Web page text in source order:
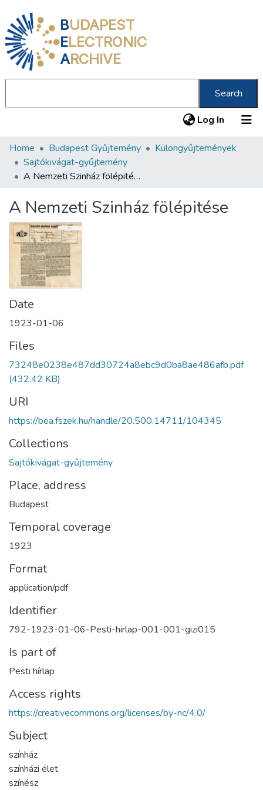
BUDAPEST
ELECTRONIC
ARCHIVE
Search
Log In (current)
Communities & Collections
All of DSpace
About us
Home Budapest Gyűjtemény
Különgyűjtemények
Sajtókivágat-gyűjtemény
A Nemzeti Szinház fölépitése
A Nemzeti Szinház fölépitése
Date
1923-01-06
Files
73248e0238e487dd30724a8ebc9d0ba8ae486afb.pdf
(432.42 KB)
URI
https://bea.fszek.hu/handle/20.500.14711/104345
Collections
Sajtókivágat-gyűjtemény
Place, address
Budapest
Temporal coverage
1923
Format
application/pdf
Identifier
792-1923-01-06-Pesti-hirlap-001-001-gizi015
Is part of
Pesti hírlap
Access rights
https://creativecommons.org/licenses/by-nc/4.0/
Subject
színház
színházi élet
színész